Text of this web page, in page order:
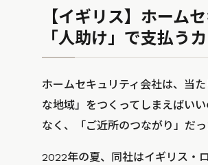
【イギリス】ホーム
「人助け」で支払う
ホームセキュリティ会社は、当
な地域」をつくってしまえばい
なく、「ご近所のつながり」だっ
2022年の夏、同社はイギリス・